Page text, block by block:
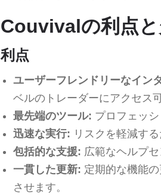
Couvivalの利点
利点
ユーザーフレンドリーなイン
ベルのトレーダーにアクセス
最先端のツール: プロフェッ
迅速な実行: リスクを軽減す
包括的な支援: 広範なヘルプ
一貫した更新: 定期的な機能
させます。